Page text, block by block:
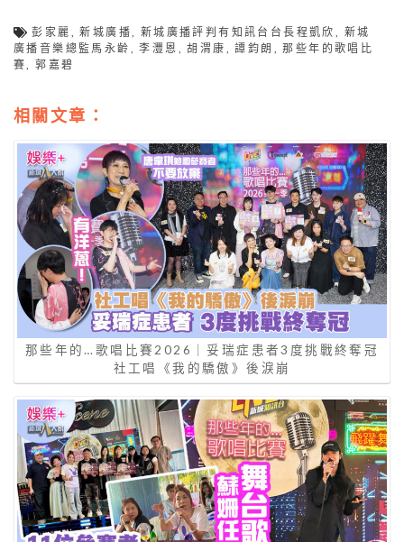
彭家麗 ,新城廣播 新城廣播評判有知訊台台長程凱欣
新城
廣播音樂總監馬永齡
,李灃恩 ,胡渭康 ,譚鈞朗 ,那些年的歌唱比
賽
,郭嘉碧
相關文章：
那些年的…歌唱比賽2026｜妥瑞症患者3度挑戰終奪冠
社工唱《我的驕傲》後淚崩